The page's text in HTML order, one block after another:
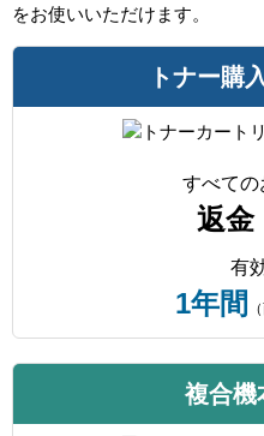
をお使いいただけます。
トナー購
すべての
返金
有
1年間
複合機